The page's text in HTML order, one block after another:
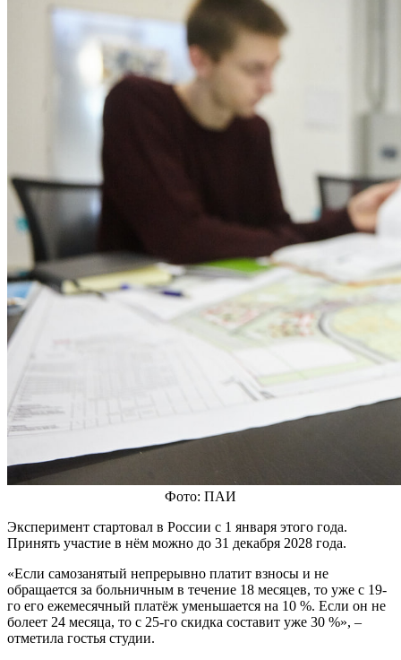
Фото: ПАИ
Эксперимент стартовал в России с 1 января этого года.
Принять участие в нём можно до 31 декабря 2028 года.
«Если самозанятый непрерывно платит взносы и не
обращается за больничным в течение 18 месяцев, то уже с 19-
го его ежемесячный платёж уменьшается на 10 %. Если он не
болеет 24 месяца, то с 25-го скидка составит уже 30 %», –
отметила гостья студии.